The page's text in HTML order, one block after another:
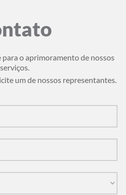
o aprimoramento de nossos
serviços.
um de nossos representantes.